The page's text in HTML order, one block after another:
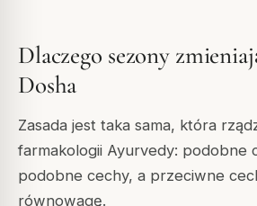
Dlaczego sezony
Dosha
Zasada jest taka sama, która
farmakologii Ayurvedy: podobne
podobne cechy, a przeciwne
równowagę.